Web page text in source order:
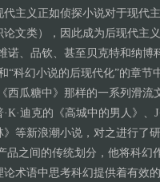
主义正如侦探小说对于现代
文类），因此成为后现代主
诺、品钦、甚至贝克特和纳
“科幻小说的后现代化”的章
西瓜糖中》那样的一系列滑
迪克的《高城中的男人》、
等新浪潮小说，对之进行了
品之间的传统划分，他将科
论术语中思考科幻提供着有效